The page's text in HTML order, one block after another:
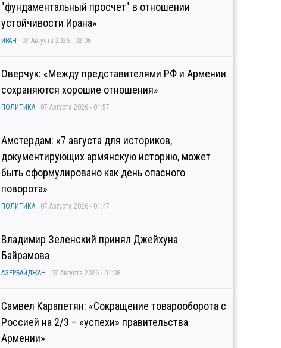
"фундаментальный просчет" в отношении
устойчивости Ирана»
ИРАН 07 Августа 2026 - 02:06
Оверчук: «Между представителями РФ и Армении
сохраняются хорошие отношения»
ПОЛИТИКА 07 Августа 2026 - 01:57
Амстердам: «7 августа для историков,
документирующих армянскую историю, может
быть сформулировано как день опасного
поворота»
ПОЛИТИКА 07 Августа 2026 - 01:47
Владимир Зеленский принял Джейхуна
Байрамова
АЗЕРБАЙДЖАН 07 Августа 2026 - 01:08
Самвел Карапетян: «Сокращение товарооборота с
Россией на 2/3 – «успехи» правительства
Армении»